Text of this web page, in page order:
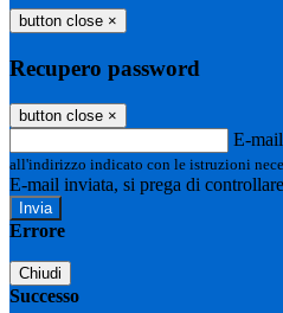
button close ×
Recupero password
button close ×
E-mail
all'indirizzo indicato con le istruzioni
E-mail inviata, si prega di
Errore
Chiudi
Successo